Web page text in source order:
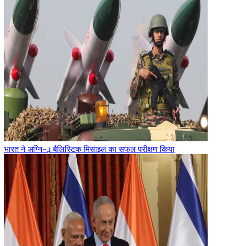
भारत ने अग्नि-4 बैलिस्टिक मिसाइल का सफल परीक्षण किया